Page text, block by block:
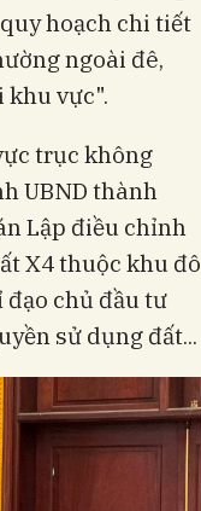
hoạch chi tiết
ngoài đê,
khu vực".
trục không
UBND thành
Lập điều chỉnh
X4 thuộc khu đô
chủ đầu tư
sử dụng đất...